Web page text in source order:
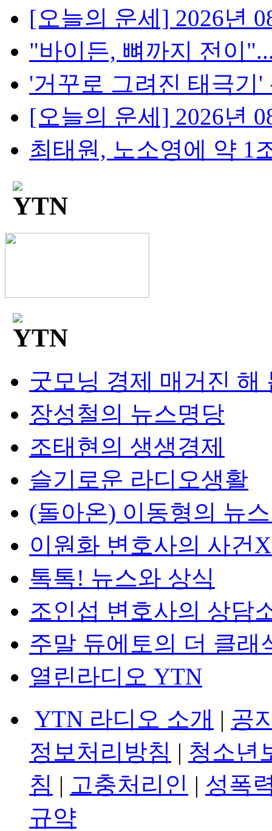
[오늘의 운세] 2026년
"바이든, 뼈까지 전이
'거꾸로 그려진 태극기'
[오늘의 운세] 2026년
최태원, 노소영에 약 1
굿모닝 경제 매거진 해
장성철의 뉴스명당
조태현의 생생경제
슬기로운 라디오생활
(돌아온) 이동형의 뉴
이원화 변호사의 사건
톡톡! 뉴스와 상식
조인섭 변호사의 상담
주말 듀에토의 더 클래
열린라디오 YTN
YTN 라디오 소개 | 공
정보처리방침 | 청소년
침 | 고충처리인 | 성폭
규약